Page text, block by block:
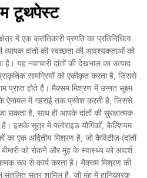
टूथपेस्ट
में एक क्रांतिकारी प्रगति का प्रतिनिधित्व
दांतों की स्वच्छता की आवश्यकताओं को
यह नवाचारी दांतों की देखभाल का उत्पाद
सामग्रियों को एकीकृत करता है, जिससे
प्राप्त होते हैं। मैक्सम मिश्रण में उन्नत सूक्ष्म-
के ऐनामल में गहराई तक प्रवेश करती है, जिससे
सकता है, साथ ही आपके दांतों की सुरक्षात्मक
इसके सूत्र में फ्लोराइड यौगिकों, कैल्शियम
एक अद्वितीय मिश्रण है, जो कैविटीज़ (दांतों
को रोकने और मुंह के स्वास्थ्य को आदर्श
रूप से कार्य करता है। मैक्सम मिश्रण की
संतुलित सूत्र शामिल है, जो मुंह में हानिकारक